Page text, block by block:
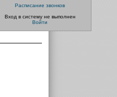
Расписание звонков
Вход в систему не выполнен
Войти